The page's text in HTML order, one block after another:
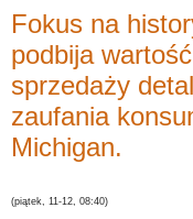
Fokus na
podbija
sprzedaży
zaufania
Michigan.
(piątek, 11-12, 08:40)